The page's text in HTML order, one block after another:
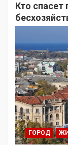
Кто спасет
ГОРОД